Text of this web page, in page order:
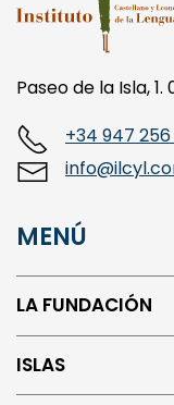
Paseo de la Isla, 1.
+34 947
MENÚ
LA FUNDACIÓN
ISLAS